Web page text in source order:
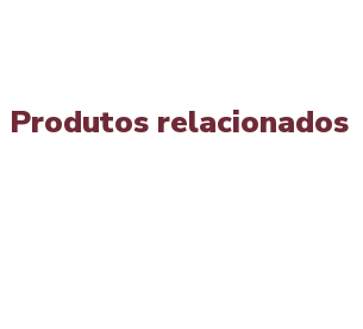
Produtos relacionados